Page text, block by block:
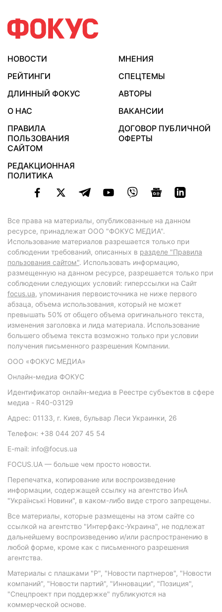
НОВОСТИ
МНЕНИЯ
РЕЙТИНГИ
СПЕЦТЕМЫ
ДЛИННЫЙ ФОКУС
АВТОРЫ
О НАС
ВАКАНСИИ
ПРАВИЛА
ПОЛЬЗОВАНИЯ
САЙТОМ
ДОГОВОР ПУБЛИЧНОЙ
ОФЕРТЫ
РЕДАКЦИОННАЯ
ПОЛИТИКА
Все права на материалы, опубликованные на данном
ресурсе, принадлежат ООО "ФОКУС МЕДИА".
Использование материалов разрешается только при
соблюдении требований, описанных в разделе "Правила
пользования сайтом". Использовать информацию,
размещенную на данном ресурсе, разрешается только при
соблюдении следующих условий: гиперссылки на Сайт
focus.ua, упоминания первоисточника не ниже первого
абзаца, объема использования, который не может
превышать 50% от общего объема оригинального текста,
изменения заголовка и лида материала. Использование
большего объема текста возможно только при условии
получения письменного разрешения Компании.
ООО «ФОКУС МЕДИА»
Онлайн-медиа ФОКУС
Идентификатор онлайн-медиа в Реестре субъектов в сфере
медиа - R40-03129
Адрес: 01133, г. Киев, бульвар Леси Украинки, 26
Телефон: +38 044 207 45 54
E-mail: info@focus.ua
FOCUS.UA — больше чем просто новости.
Перепечатка, копирование или воспроизведение
информации, содержащей ссылку на агентство ИнА
"Українські Новини", в каком-либо виде строго запрещены.
Все материалы, которые размещены на этом сайте со
ссылкой на агентство "Интерфакс-Украина", не подлежат
дальнейшему воспроизведению и/или распространению в
любой форме, кроме как с письменного разрешения
агентства.
Материалы с плашками "Р", "Новости партнеров", "Новости
компаний", "Новости партий", "Инновации", "Позиция",
"Спецпроект при поддержке" публикуются на
коммерческой основе.